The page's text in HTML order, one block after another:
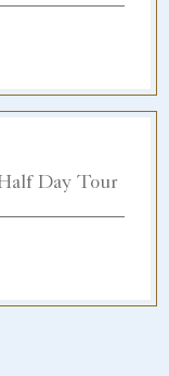
Day Tour